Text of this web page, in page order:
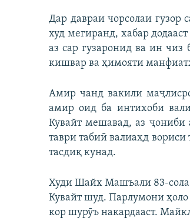
Дар давраи чорсолаи гузор
худ мегиранд, хабар
аз сар гузаронид ва ин чиз
кишвар ва ҳимояти
Амир чанд вакили
амир оид ба интихоби
Кувайт мешавад, аз
таври табиӣ валиаҳд
тасдиқ кунад.
Худи Шайх Машъали 83-сола
Кувайт шуд. Парлумони ҳоло
кор шурӯъ накардааст.